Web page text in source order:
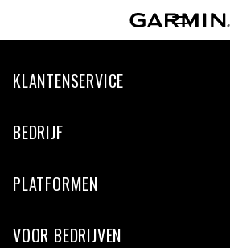
KLANTENSERVICE
BEDRIJF
PLATFORMEN
VOOR BEDRIJVEN